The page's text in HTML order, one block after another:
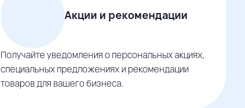
Акции и рекомендации
Получайте уведомления о персональных акциях,
специальных предложениях и рекомендации
товаров для вашего бизнеса.